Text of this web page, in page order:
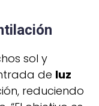
sol y
de luz
reduciendo